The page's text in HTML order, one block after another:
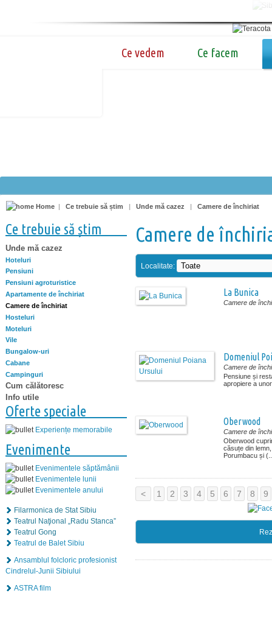
Ce vedem Ce facem
Home | Ce trebuie să știm | Unde mă cazez | Camere de închiriat
Ce trebuie să știm
Unde mă cazez
Hoteluri
Pensiuni
Pensiuni agroturistice
Apartamente de închiriat
Camere de închiriat
Hosteluri
Moteluri
Vile
Bungalow-uri
Cabane
Campinguri
Cum călătoresc
Info utile
Oferte speciale
Experiențe memorabile
Evenimente
Evenimentele săptămânii
Evenimentele lunii
Evenimentele anului
Filarmonica de Stat Sibiu
Teatrul Naţional „Radu Stanca”
Teatrul Gong
Teatrul de Balet Sibiu
Ansamblul folcloric profesionist
Cindrelul-Junii Sibiului
ASTRA film
Camere de
Localitate:
La Bunica
Camere de
Domeniul
Camere de
Pensiune și
apropiere a
Oberwood
Camere de
Oberwood
căsuțe din
Porumbacu și
< 1 2 3 4 5 6 7 8 9